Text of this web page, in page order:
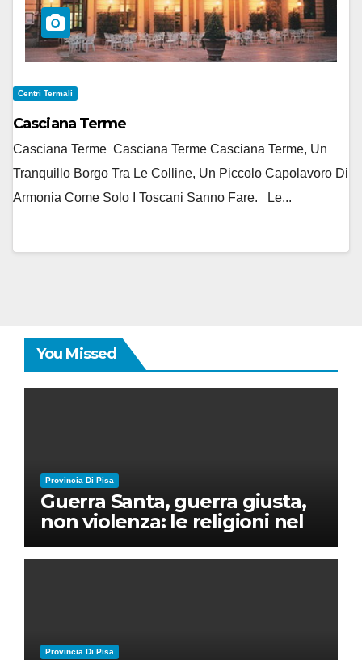
Centri Termali
Casciana Terme
Casciana Terme Casciana Terme Casciana Terme, Un
Tranquillo Borgo Tra Le Colline, Un Piccolo Capolavoro Di
Armonia Come Solo I Toscani Sanno Fare. Le...
You Missed
Provincia Di Pisa
Guerra Santa, guerra giusta,
non violenza: le religioni nel
nuovo disordine mondiale
Provincia Di Pisa